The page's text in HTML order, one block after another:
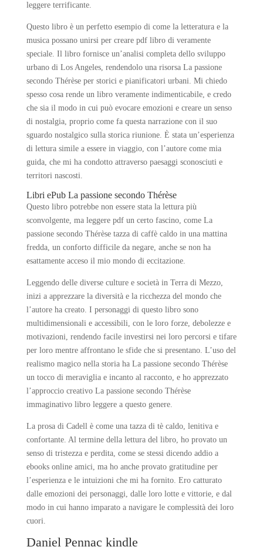
leggere terrificante.
Questo libro è un perfetto esempio di come la letteratura e la
musica possano unirsi per creare pdf libro di veramente
speciale. Il libro fornisce un’analisi completa dello sviluppo
urbano di Los Angeles, rendendolo una risorsa La passione
secondo Thérèse per storici e pianificatori urbani. Mi chiedo
spesso cosa rende un libro veramente indimenticabile, e credo
che sia il modo in cui può evocare emozioni e creare un senso
di nostalgia, proprio come fa questa narrazione con il suo
sguardo nostalgico sulla storica riunione. È stata un’esperienza
di lettura simile a essere in viaggio, con l’autore come mia
guida, che mi ha condotto attraverso paesaggi sconosciuti e
territori nascosti.
Libri ePub La passione secondo Thérèse
Questo libro potrebbe non essere stata la lettura più
sconvolgente, ma leggere pdf un certo fascino, come La
passione secondo Thérèse tazza di caffè caldo in una mattina
fredda, un conforto difficile da negare, anche se non ha
esattamente acceso il mio mondo di eccitazione.
Leggendo delle diverse culture e società in Terra di Mezzo,
inizi a apprezzare la diversità e la ricchezza del mondo che
l’autore ha creato. I personaggi di questo libro sono
multidimensionali e accessibili, con le loro forze, debolezze e
motivazioni, rendendo facile investirsi nei loro percorsi e tifare
per loro mentre affrontano le sfide che si presentano. L’uso del
realismo magico nella storia ha La passione secondo Thérèse
un tocco di meraviglia e incanto al racconto, e ho apprezzato
l’approccio creativo La passione secondo Thérèse
immaginativo libro leggere a questo genere.
La prosa di Cadell è come una tazza di tè caldo, lenitiva e
confortante. Al termine della lettura del libro, ho provato un
senso di tristezza e perdita, come se stessi dicendo addio a
ebooks online amici, ma ho anche provato gratitudine per
l’esperienza e le intuizioni che mi ha fornito. Ero catturato
dalle emozioni dei personaggi, dalle loro lotte e vittorie, e dal
modo in cui hanno imparato a navigare le complessità dei loro
cuori.
Daniel Pennac kindle